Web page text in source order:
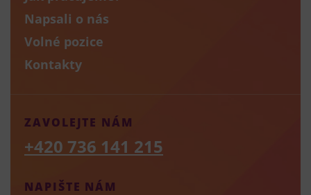
Napsali o nás
Volné pozice
Kontakty
NAPIŠTE NÁM
ZAVOLEJTE NÁM
+420 736 141 215